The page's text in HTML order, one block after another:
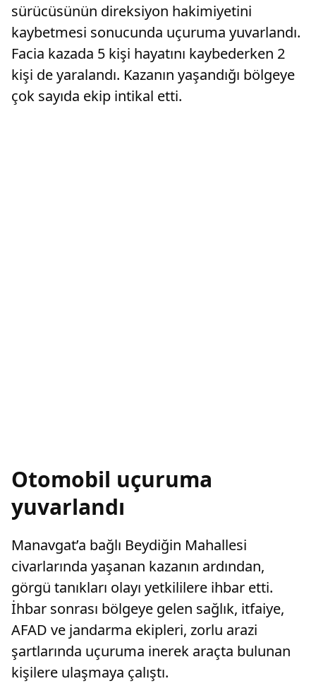
sürücüsünün direksiyon hakimiyetini
kaybetmesi sonucunda uçuruma yuvarlandı.
Facia kazada 5 kişi hayatını kaybederken 2
kişi de yaralandı. Kazanın yaşandığı bölgeye
çok sayıda ekip intikal etti.
Otomobil uçuruma
yuvarlandı
Manavgat’a bağlı Beydiğin Mahallesi
civarlarında yaşanan kazanın ardından,
görgü tanıkları olayı yetkililere ihbar etti.
İhbar sonrası bölgeye gelen sağlık, itfaiye,
AFAD ve jandarma ekipleri, zorlu arazi
şartlarında uçuruma inerek araçta bulunan
kişilere ulaşmaya çalıştı.